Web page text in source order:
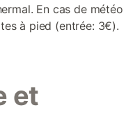
En cas de météo
à pied (entrée: 3€).
et